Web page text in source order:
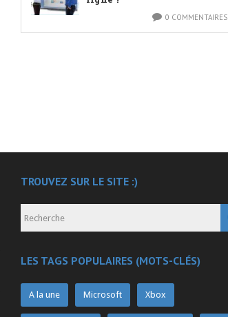
0 COMMENTAIRES
TROUVEZ SUR LE SITE :)
LES TAGS POPULAIRES (MOTS-CLÉS)
A la une Microsoft Xbox